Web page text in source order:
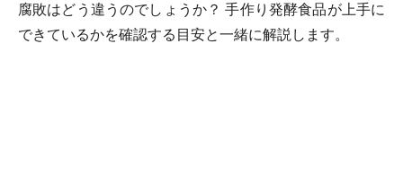
腐敗はどう違うのでしょうか？ 手作り発酵食品が上手に
できているかを確認する目安と一緒に解説します。